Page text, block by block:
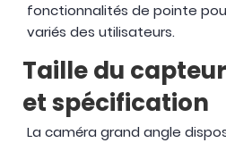
fonctionnalités de pointe
variés des utilisateurs.
Taille du
et spécification
La caméra grand angle